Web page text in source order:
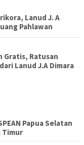
Lanud J. A
Pahlawan
Gratis, Ratusan
Lanud J.A Dimara
Papua Selatan
Timur